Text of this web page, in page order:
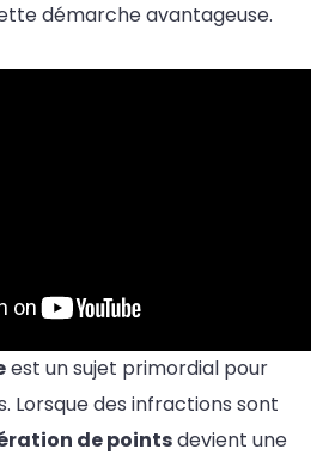
démarche avantageuse.
est un sujet primordial pour
Lorsque des infractions sont
de pointsdevient une